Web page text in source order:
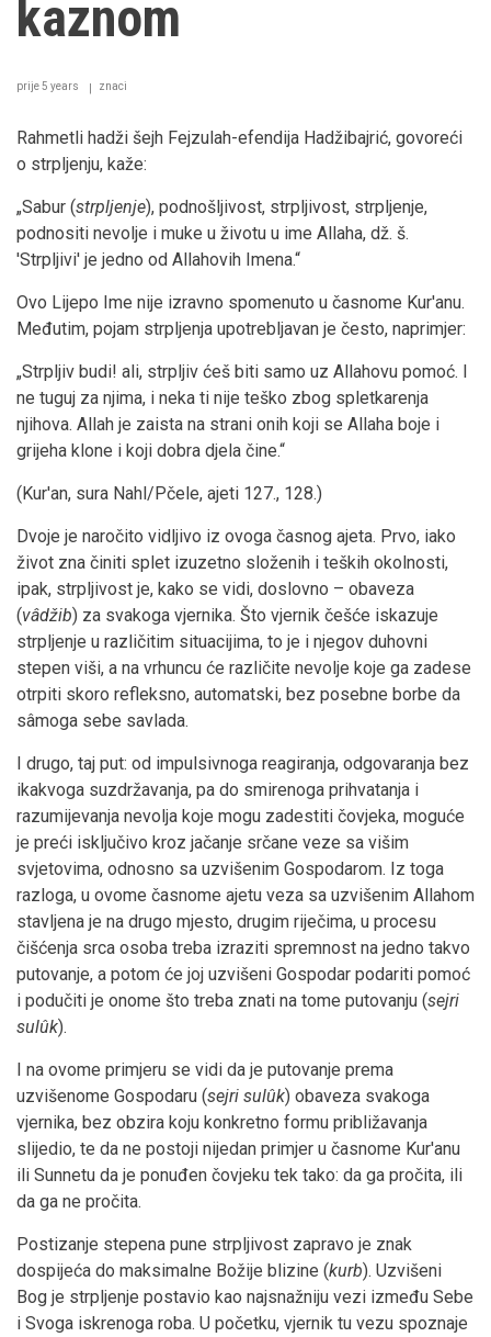
kaznom
prije 5 years znaci
Rahmetli hadži šejh Fejzulah-efendija Hadžibajrić, govoreći
o strpljenju, kaže:
„Sabur (strpljenje), podnošljivost, strpljivost, strpljenje,
podnositi nevolje i muke u životu u ime Allaha, dž. š.
'Strpljivi' je jedno od Allahovih Imena.“
Ovo Lijepo Ime nije izravno spomenuto u časnome Kur'anu.
Međutim, pojam strpljenja upotrebljavan je često, naprimjer:
„Strpljiv budi! ali, strpljiv ćeš biti samo uz Allahovu pomoć. I
ne tuguj za njima, i neka ti nije teško zbog spletkarenja
njihova. Allah je zaista na strani onih koji se Allaha boje i
grijeha klone i koji dobra djela čine.“
(Kur'an, sura Nahl/Pčele, ajeti 127., 128.)
Dvoje je naročito vidljivo iz ovoga časnog ajeta. Prvo, iako
život zna činiti splet izuzetno složenih i teških okolnosti,
ipak, strpljivost je, kako se vidi, doslovno – obaveza
(vâdžib) za svakoga vjernika. Što vjernik češće iskazuje
strpljenje u različitim situacijima, to je i njegov duhovni
stepen viši, a na vrhuncu će različite nevolje koje ga zadese
otrpiti skoro refleksno, automatski, bez posebne borbe da
sâmoga sebe savlada.
I drugo, taj put: od impulsivnoga reagiranja, odgovaranja bez
ikakvoga suzdržavanja, pa do smirenoga prihvatanja i
razumijevanja nevolja koje mogu zadestiti čovjeka, moguće
je preći isključivo kroz jačanje srčane veze sa višim
svjetovima, odnosno sa uzvišenim Gospodarom. Iz toga
razloga, u ovome časnome ajetu veza sa uzvišenim Allahom
stavljena je na drugo mjesto, drugim riječima, u procesu
čišćenja srca osoba treba izraziti spremnost na jedno takvo
putovanje, a potom će joj uzvišeni Gospodar podariti pomoć
i podučiti je onome što treba znati na tome putovanju (sejri
sulûk).
I na ovome primjeru se vidi da je putovanje prema
uzvišenome Gospodaru (sejri sulûk) obaveza svakoga
vjernika, bez obzira koju konkretno formu približavanja
slijedio, te da ne postoji nijedan primjer u časnome Kur'anu
ili Sunnetu da je ponuđen čovjeku tek tako: da ga pročita, ili
da ga ne pročita.
Postizanje stepena pune strpljivost zapravo je znak
dospijeća do maksimalne Božije blizine (kurb). Uzvišeni
Bog je strpljenje postavio kao najsnažniju vezi između Sebe
i Svoga iskrenoga roba. U početku, vjernik tu vezu spoznaje